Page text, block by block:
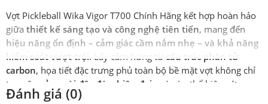
Vợt Pickleball Wika Vigor T700 Chính Hãng kết hợp hoàn hảo
giữa thiết kế sáng tạo và công nghệ tiên tiến, mang đến
hiệu năng ổn định – cảm giác cầm nắm nhẹ – và khả năng
kiểm soát vượt trội. Lấy cảm hứng từ cấu trúc phân tử
carbon, họa tiết đặc trưng phủ toàn bộ bề mặt vợt không chỉ
tạo nên
vẻ ngoài độc đáo, hiện đại , mà còn thể hiện
sức
mạnh và sự bền bỉ
Đánh giá (0)